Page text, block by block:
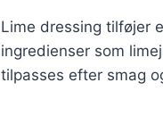
Lime dressing tilføjer
ingredienser som
tilpasses efter smag